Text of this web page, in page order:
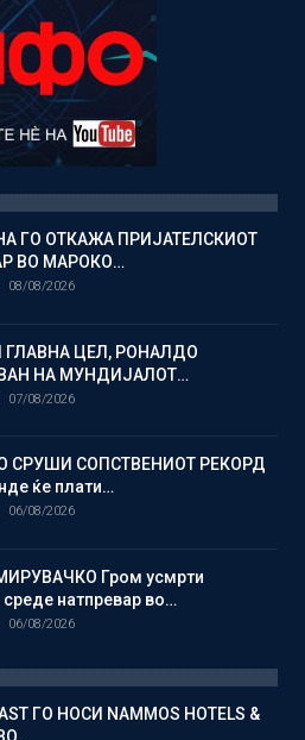
ГО ОТКАЖА ПРИЈАТЕЛСКИОТ
ВО МАРОКО…
08/08/2026
ГЛАВНА ЦЕЛ, РОНАЛДО
НА МУНДИЈАЛОТ…
07/08/2026
СРУШИ СОПСТВЕНИОТ РЕКОРД
ќе плати…
06/08/2026
Гром усмрти
натпревар во…
06/08/2026
ГО НОСИ NAMMOS HOTELS &